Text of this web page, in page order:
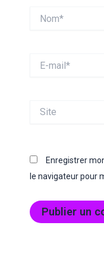
mail*
Enregistrer
le navigateur pour